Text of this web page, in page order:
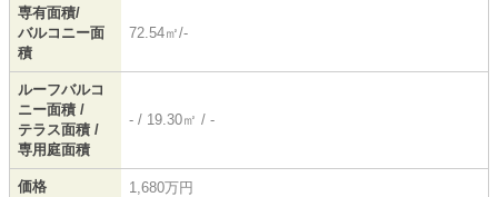
専有面積/
バルコニー面
積
72.54㎡/-
ルーフバルコ
ニー面積 /
テラス面積 /
専用庭面積
- / 19.30㎡ / -
価格 1,680万円